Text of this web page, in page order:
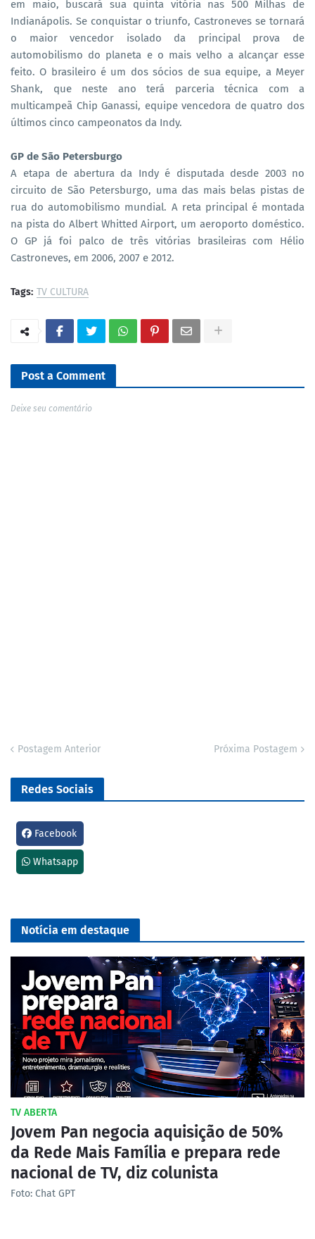
em maio, buscará sua quinta vitória nas 500 Milhas de
Indianápolis. Se conquistar o triunfo, Castroneves se tornará
o maior vencedor isolado da principal prova de
automobilismo do planeta e o mais velho a alcançar esse
feito. O brasileiro é um dos sócios de sua equipe, a Meyer
Shank, que neste ano terá parceria técnica com a
multicampeã Chip Ganassi, equipe vencedora de quatro dos
últimos cinco campeonatos da Indy.
GP de São Petersburgo
A etapa de abertura da Indy é disputada desde 2003 no
circuito de São Petersburgo, uma das mais belas pistas de
rua do automobilismo mundial. A reta principal é montada
na pista do Albert Whitted Airport, um aeroporto doméstico.
O GP já foi palco de três vitórias brasileiras com Hélio
Castroneves, em 2006, 2007 e 2012.
Tags: TV CULTURA
Post a Comment
Deixe seu comentário
Postagem Anterior Próxima Postagem
Redes Sociais
Facebook
Whatsapp
Notícia em destaque
TV ABERTA
Jovem Pan negocia aquisição de 50%
da Rede Mais Família e prepara rede
nacional de TV, diz colunista
Foto: Chat GPT